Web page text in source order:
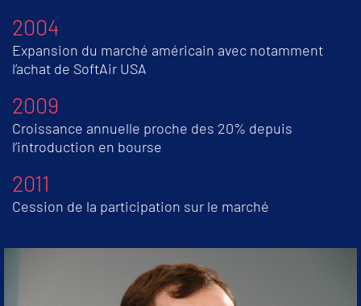
2004
Expansion du marché américain avec notamment
l’achat de SoftAir USA
2009
Croissance annuelle proche des 20% depuis
l’introduction en bourse
2011
Cession de la participation sur le marché